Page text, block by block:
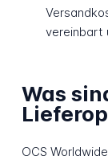
vereinbart
Was
OCS